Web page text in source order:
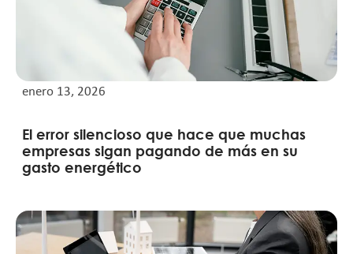
enero 13, 2026
El error silencioso que hace que muchas
empresas sigan pagando de más en su
gasto energético